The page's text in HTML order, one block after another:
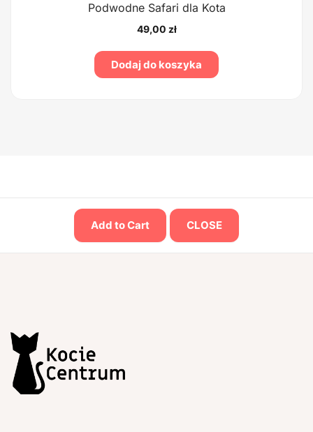
Podwodne Safari dla Kota
49,00 zł
Dodaj do koszyka
Add to Cart CLOSE